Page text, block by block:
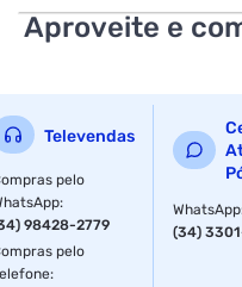
Voltagem
Aproveite e
Televendas
pelo
:
98428-2779
pelo
:
WhatsApp
(34)